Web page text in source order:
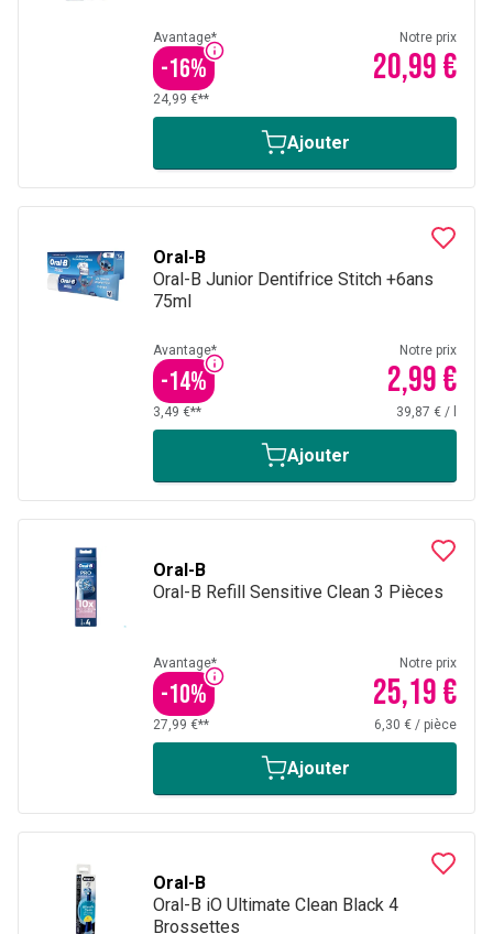
Avantage*
-16%
Notre prix
20,99 €
24,99 €**
Ajouter
Oral-B
Oral-B Junior Dentifrice Stitch +6ans
75ml
Avantage*
-14%
Notre prix
2,99 €
3,49 €** 39,87 € /
Ajouter
Oral-B
Oral-B Refill Sensitive Clean 3 Pièces
Avantage*
-10%
Notre prix
25,19 €
27,99 €** 6,30 € / pièce
Ajouter
Oral-B
Oral-B iO Ultimate Clean Black 4
Brossettes